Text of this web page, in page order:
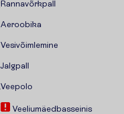
Rannavõrkpall
Aeroobika
Vesivõimlemine
Jalgpall
Veepolo
Veeliumäedbasseinis